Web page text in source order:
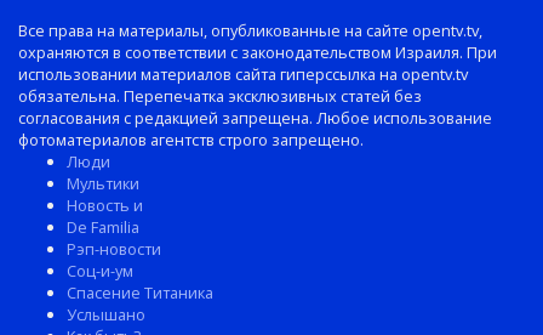
Все права на материалы, опубликованные на сайте opentv.tv,
охраняются в соответствии с законодательством Израиля. При
использовании материалов сайта гиперссылка на opentv.tv
обязательна. Перепечатка эксклюзивных статей без
согласования с редакцией запрещена. Любое использование
фотоматериалов агентств строго запрещено.
Люди
Мультики
Новость и
De Familia
Рэп-новости
Соц-и-ум
Спасение Титаника
Услышано